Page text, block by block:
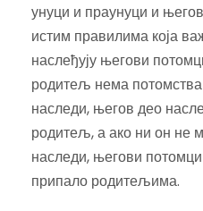
унуци и праунуци и
истим правилима која
наслеђују његови
родитељ нема
наследи, његов део
родитељ, а ако ни он не
наследи, његови
припало родитељима.